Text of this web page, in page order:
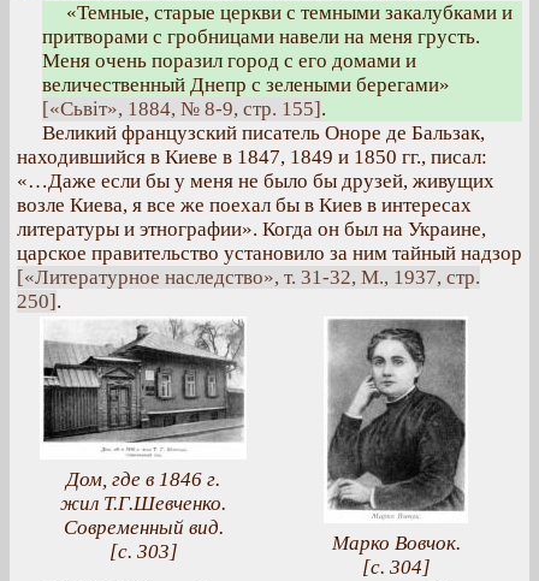
«Темные, старые церкви с темными закалубками и
притворами с гробницами навели на меня грусть.
Меня очень поразил город с его домами и
величественный Днепр с зелеными берегами»
[«Сьвіт», 1884, № 8-9, стр. 155].
Великий французский писатель Оноре де Бальзак,
находившийся в Киеве в 1847, 1849 и 1850 гг., писал:
«…Даже если бы у меня не было бы друзей, живущих
возле Киева, я все же поехал бы в Киев в интересах
литературы и этнографии». Когда он был на Украине,
царское правительство установило за ним тайный надзор
[«Литературное наследство», т. 31-32, М., 1937, стр.
250].
Дом, где в 1846 г.
жил Т.Г.Шевченко.
Современный вид.
[с. 303]
Марко Вовчок.
[с. 304]